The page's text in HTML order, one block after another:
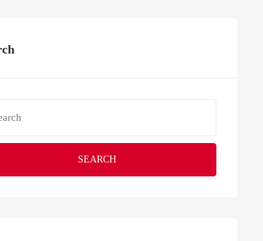
SEARCH